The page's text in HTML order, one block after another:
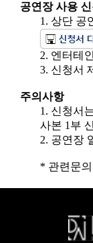
공연장 사용 신
1. 상단 공
2. 엔터테
3. 신청서
주의사항
1. 신청서
사본 1부
2. 공연장
* 관련문